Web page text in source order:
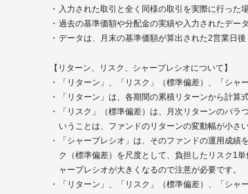
入力された取引と全く同様の取引を実際に行った
過去の基準価額や分配金の実績や入力されたデー
データは、月末の基準価額が算出された2営業日後
【リターン、リスク、シャープレシオについて】
「リターン」、「リスク」（標準偏差）、「シ
「リターン」は、各期間の累積リターンから計算
「リスク」（標準偏差）は、月次リターンのバ
いうことは、ファンドのリターンの変動幅が小さ
「シャープレシオ」は、そのファンドの運用成
ク（標準偏差）を尺度として、負担したリスク1
ャープレシオが大きくなるので注意が必要です。
「リターン」、「リスク」（標準偏差）、「シ